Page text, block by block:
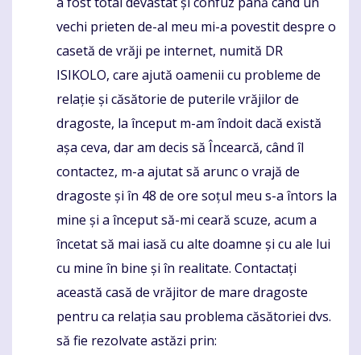
vechi prieten de-al meu mi-a povestit despre o
casetă de vrăji pe internet, numită DR
ISIKOLO, care ajută oamenii cu probleme de
relație și căsătorie de puterile vrăjilor de
dragoste, la început m-am îndoit dacă există
așa ceva, dar am decis să Încearcă, când îl
contactez, m-a ajutat să arunc o vrajă de
dragoste și în 48 de ore soțul meu s-a întors la
mine și a început să-mi ceară scuze, acum a
încetat să mai iasă cu alte doamne și cu ale lui
cu mine în bine și în realitate. Contactați
această casă de vrăjitor de mare dragoste
pentru ca relația sau problema căsătoriei dvs.
să fie rezolvate astăzi prin: